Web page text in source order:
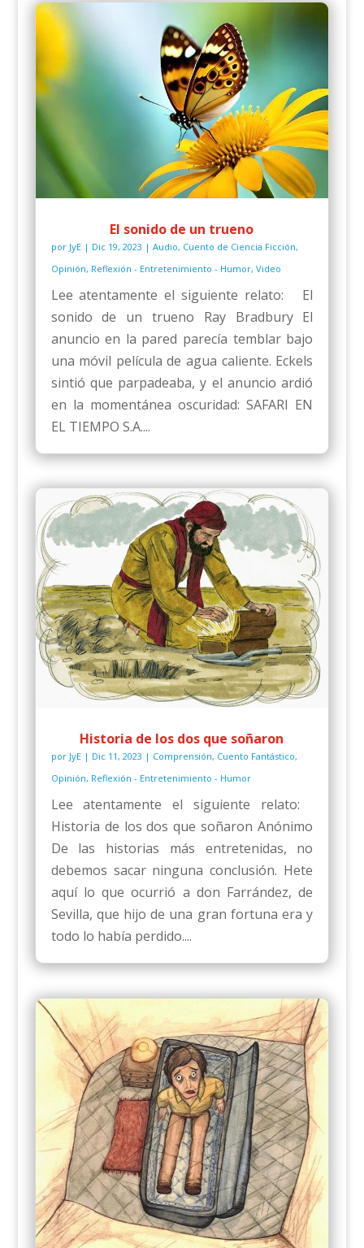
El sonido de un trueno
por JyE| Dic 19, 2023 | Audio, Cuento de Ciencia Ficción,
Opinión, Reflexión - Entretenimiento - Humor, Video
Lee atentamente el siguiente relato: El
sonido de un trueno Ray Bradbury El
anuncio en la pared parecía temblar bajo
una móvil película de agua caliente. Eckels
sintió que parpadeaba, y el anuncio ardió
en la momentánea oscuridad: SAFARI EN
EL TIEMPO S.A....
Historia de los dos que soñaron
por JyE| Dic 11, 2023 | Comprensión, Cuento Fantástico,
Opinión, Reflexión - Entretenimiento - Humor
Lee atentamente el siguiente relato:
Historia de los dos que soñaron Anónimo
De las historias más entretenidas, no
debemos sacar ninguna conclusión. Hete
aquí lo que ocurrió a don Farrández, de
Sevilla, que hijo de una gran fortuna era y
todo lo había perdido....